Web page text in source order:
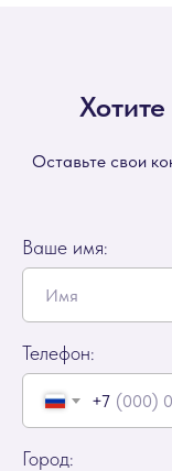
Оставьте свои
Ваше имя:
Телефон:
+7
Город: